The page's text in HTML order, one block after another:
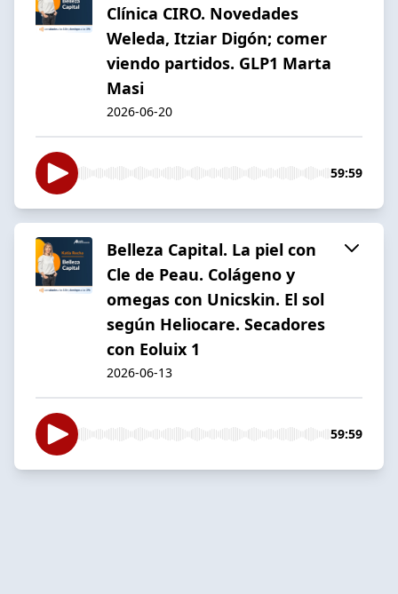
Clínica CIRO. Novedades
Weleda, Itziar Digón; comer
viendo partidos. GLP1 Marta
Masi
2026-06-20
59:59
Belleza Capital. La piel con
Cle de Peau. Colágeno y
omegas con Unicskin. El sol
según Heliocare. Secadores
con Eoluix 1
2026-06-13
59:59